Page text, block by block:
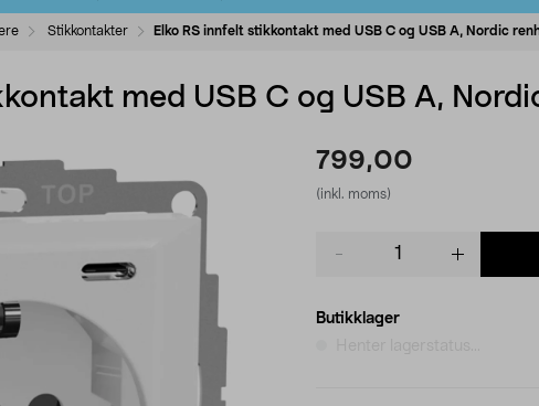
Stikkontakter Elko RS innfelt stikkontakt med USB C og USB A, Nordic
med USB C og USB A,
799,00
(inkl. moms)
Butikklager